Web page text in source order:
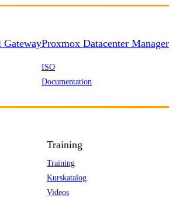
Proxmox Datacenter Manager
ISO
Documentation
Training
Training
Kurskatalog
Videos